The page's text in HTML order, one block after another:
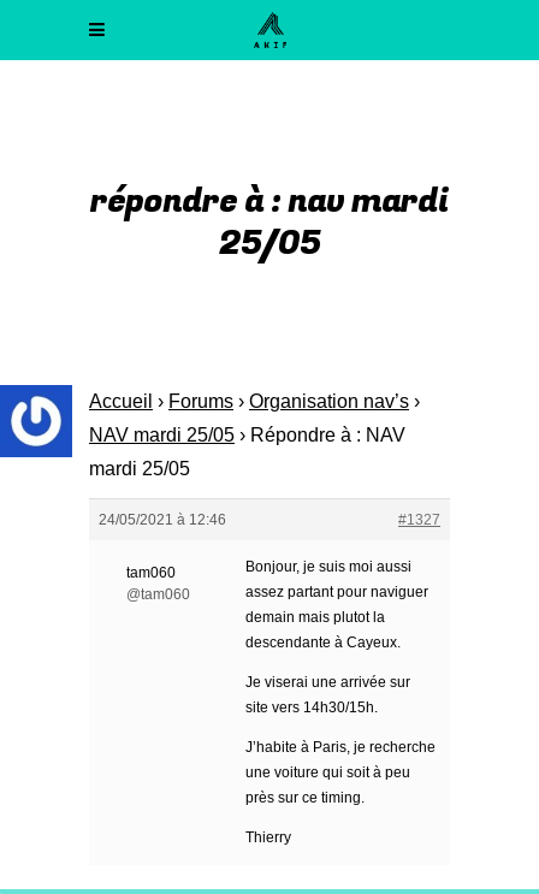
répondre à : nav mardi
25/05
Accueil › Forums › Organisation nav’s ›
NAV mardi 25/05 › Répondre à : NAV
mardi 25/05
24/05/2021 à 12:46 #1327
tam060
@tam060
Bonjour, je suis moi aussi
assez partant pour naviguer
demain mais plutot la
descendante à Cayeux.
Je viserai une arrivée sur
site vers 14h30/15h.
J’habite à Paris, je recherche
une voiture qui soit à peu
près sur ce timing.
Thierry